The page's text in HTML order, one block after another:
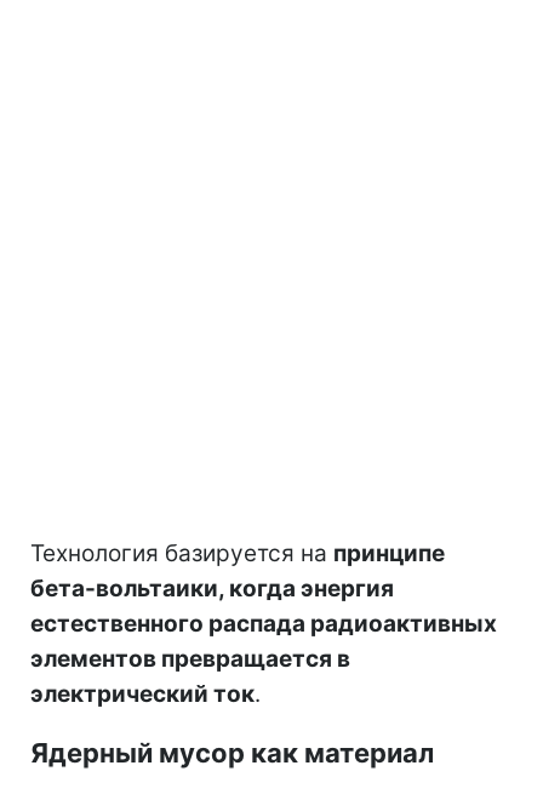
Технология базируется на принципе
бета-вольтаики, когда энергия
естественного распада радиоактивных
элементов превращается в
электрический ток.
Ядерный мусор как материал